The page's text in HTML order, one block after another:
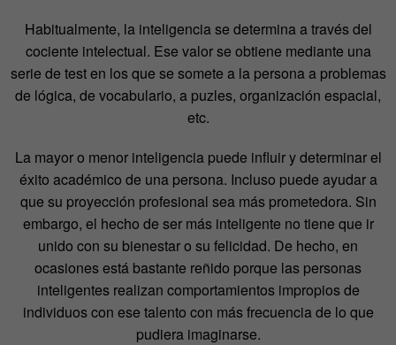
Habitualmente, la inteligencia se determina a través del
cociente intelectual. Ese valor se obtiene mediante una
serie de test en los que se somete a la persona a problemas
de lógica, de vocabulario, a puzles, organización espacial,
etc.
La mayor o menor inteligencia puede influir y determinar el
éxito académico de una persona. Incluso puede ayudar a
que su proyección profesional sea más prometedora. Sin
embargo, el hecho de ser más inteligente no tiene que ir
unido con su bienestar o su felicidad. De hecho, en
ocasiones está bastante reñido porque las personas
inteligentes realizan comportamientos impropios de
individuos con ese talento con más frecuencia de lo que
pudiera imaginarse.